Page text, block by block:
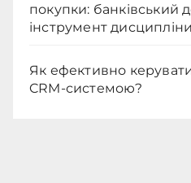
покупки: банківський
інструмент дисципліни
Як ефективно
CRM-системою?